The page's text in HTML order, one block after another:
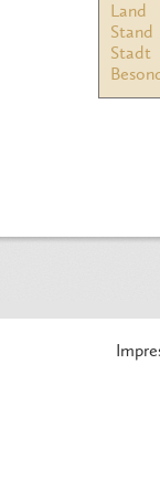
Land
Stand
Stadt